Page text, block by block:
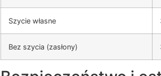
Szycie własne
Bez szycia (zasłony)